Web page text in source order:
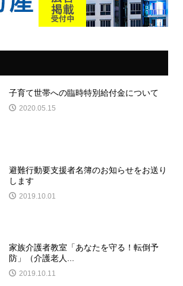
子育て世帯への臨時特別給付金について
2020.05.15
避難行動要支援者名簿のお知らせをお送り
します
2019.10.01
家族介護者教室「あなたを守る！転倒予
防」（介護老人...
2019.10.11